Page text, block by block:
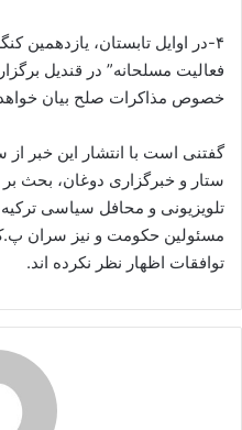
۴-در اوایل تابستان، یازدهمین
فعالیت مسلحانه” در قندیل
خصوص مذاکرات صلح بیان
گفتنی است با انتشار این خبر
ستار و خبرگزاری دوغان، بحث
تلویزیونی و محافل سیاسی
مسئولین حکومت و نیز سران
توافقات اظهار نظر نکرده اند.